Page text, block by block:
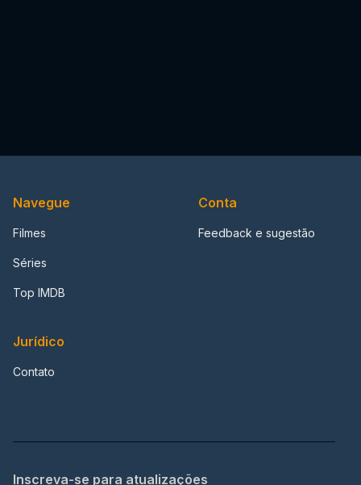
Navegue
Filmes
Séries
Top IMDB
Conta
Feedback e sugestão
Jurídico
Contato
Inscreva-se para atualizações